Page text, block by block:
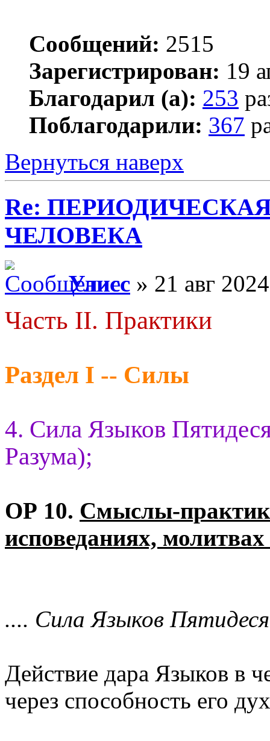
Сообщений: 2515
Зарегистрирован: 19
Благодарил (а): 253
Поблагодарили: 367
Вернуться наверх
Re:
ЧЕЛОВЕКА
Улисс » 21 авг
Часть II. Практики
Раздел I -- Силы
4. Сила Языков
Разума);
ОР 10. Смыслы-практик
исповеданиях,
.... Сила Языков
Действие дара Языков в
через способность его